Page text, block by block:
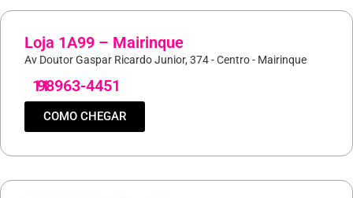
Loja 1A99 – Mairinque
Av Doutor Gaspar Ricardo Junior, 374 - Centro - Mairinque
11
98963-4451
COMO CHEGAR